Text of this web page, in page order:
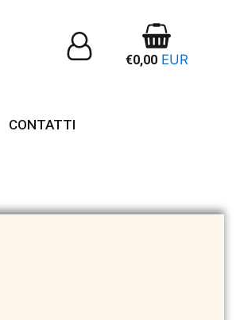
€0,00EUR
CONTATTI